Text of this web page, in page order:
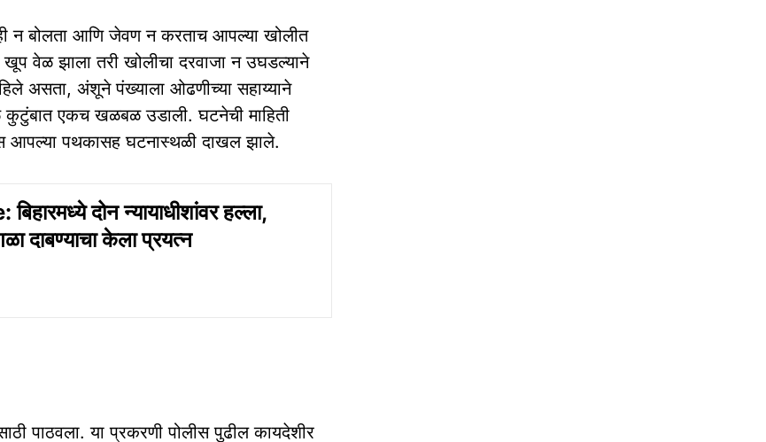
न बोलता आणि जेवण न करताच आपल्या खोलीत
खूप वेळ झाला तरी खोलीचा दरवाजा न उघडल्याने
असता, अंशूने पंख्याला ओढणीच्या सहाय्याने
एकच खळबळ उडाली. घटनेची माहिती
आपल्या पथकासह घटनास्थळी दाखल झाले.
दोन न्यायाधीशांवर हल्ला,
दाबण्याचा केला प्रयत्न
पाठवला. या प्रकरणी पोलीस पुढील कायदेशीर